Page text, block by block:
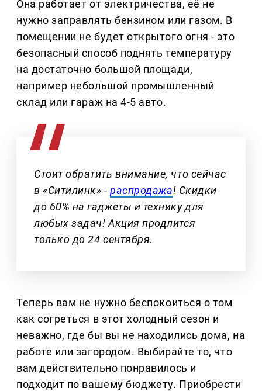
Она работает от электричества, её не
нужно заправлять бензином или газом. В
помещении не будет открытого огня - это
безопасный способ поднять температуру
на достаточно большой площади,
например небольшой промышленный
склад или гараж на 4-5 авто.
Стоит обратить внимание, что сейчас
в «Ситилинк» -распродажа! Скидки
до 60% на гаджеты и технику для
любых задач! Акция продлится
только до 24 сентября.
Теперь вам не нужно беспокоиться о том
как согреться в этот холодный сезон и
неважно, где бы вы не находились дома, на
работе или загородом. Выбирайте то, что
вам действительно понравилось и
подходит по вашему бюджету. Приобрести